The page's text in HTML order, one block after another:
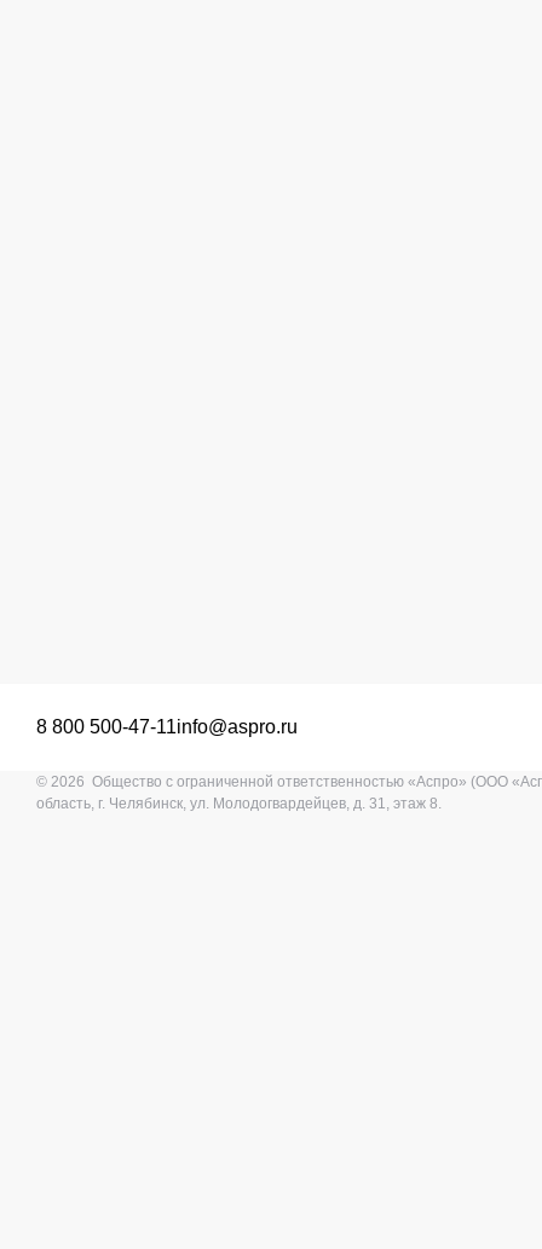
8 800 500-47-11info@aspro.ru
© 2026 Общество с ограниченной ответственностью «Аспро» (ООО
область, г. Челябинск, ул. Молодогвардейцев, д. 31, этаж 8.